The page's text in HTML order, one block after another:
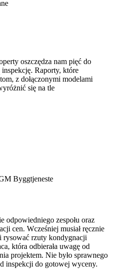
oszczędza nam pięć do
Raporty, które
z dołączonymi modelami
się na tle
Byggtjeneste
odpowiedniego zespołu oraz
cen. Wcześniej musiał ręcznie
rysować rzuty kondygnacji
która odbierała uwagę od
projektem. Nie było sprawnego
inspekcji do gotowej wyceny.